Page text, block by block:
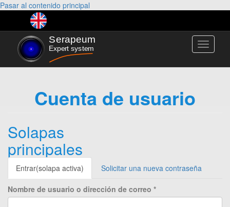
Pasar al contenido principal
Toggle
Cuenta de usuario
Solapas
principales
Entrar(solapa activa) Solicitar una nueva contraseña
Nombre de usuario o dirección de correo *